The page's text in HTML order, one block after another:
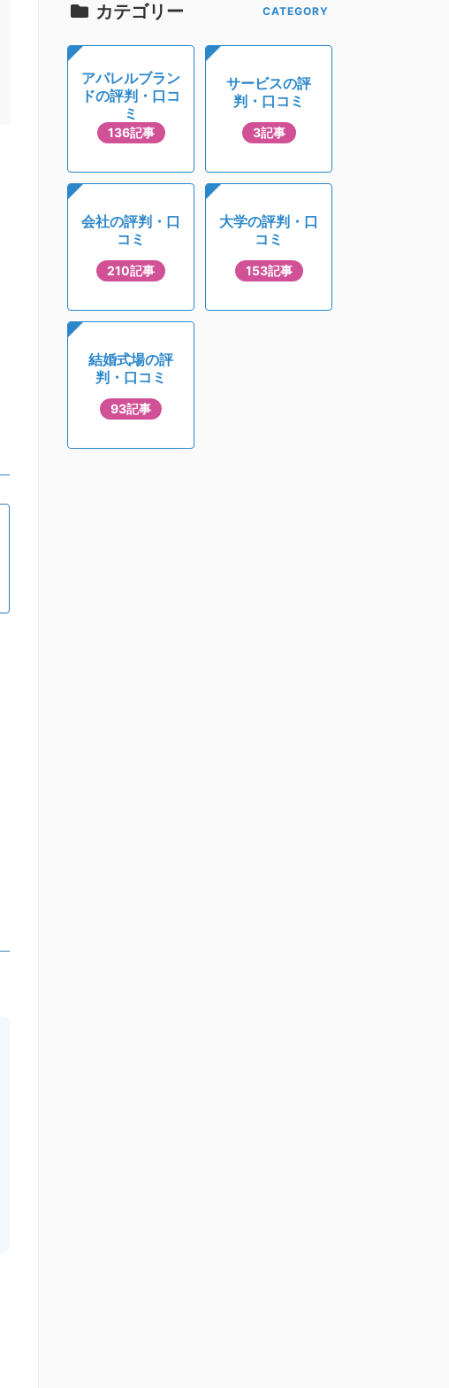
カテゴリー
アパレルブラン
ドの評判・口コ
ミ
136記事
サービスの評
判・口コミ
3記事
会社の評判・口
コミ
210記事
大学の評判・口
コミ
153記事
結婚式場の評
判・口コミ
93記事